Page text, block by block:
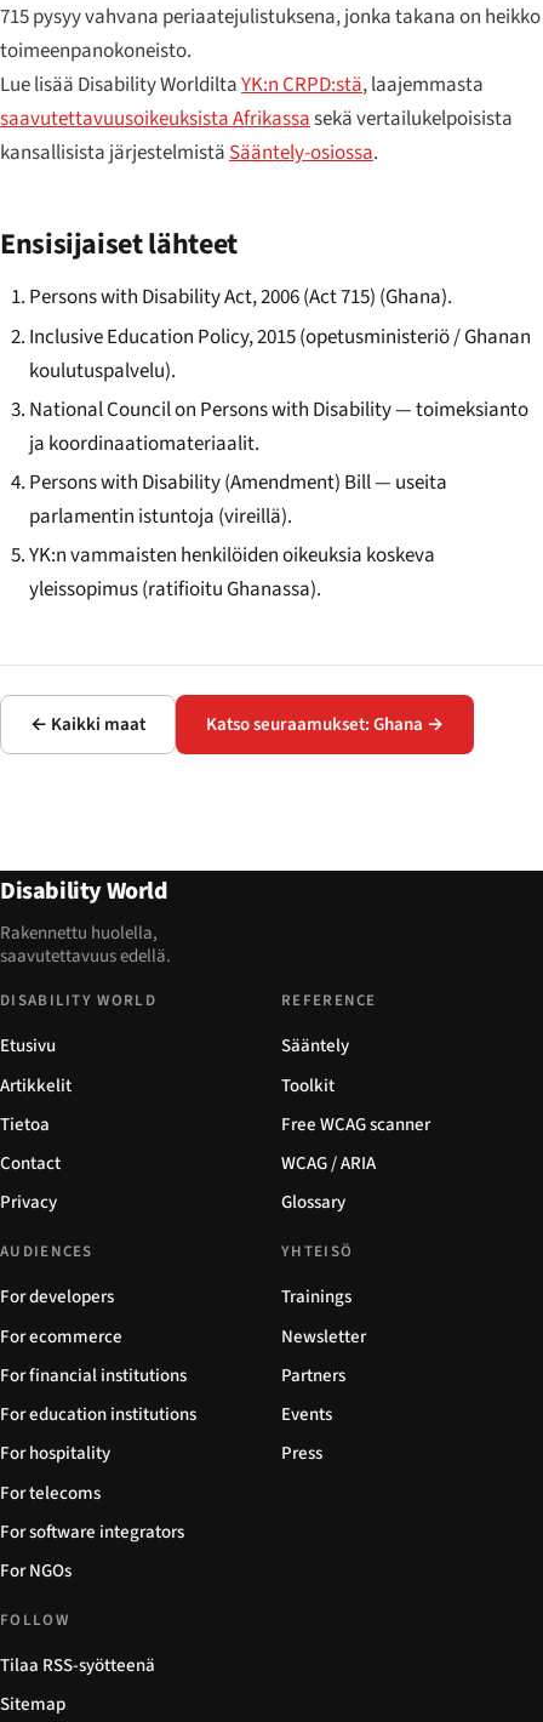
715 pysyy vahvana periaatejulistuksena, jonka takana on heikko
toimeenpanokoneisto.
Lue lisää Disability WorldiltaYK:n CRPD:stä, laajemmasta
saavutettavuusoikeuksista Afrikassasekä vertailukelpoisista
kansallisista järjestelmistäSääntely-osiossa.
Ensisijaiset lähteet
Persons with Disability Act, 2006 (Act 715) (Ghana).
Inclusive Education Policy, 2015 (opetusministeriö / Ghanan
koulutuspalvelu).
National Council on Persons with Disability — toimeksianto
ja koordinaatiomateriaalit.
Persons with Disability (Amendment) Bill — useita
parlamentin istuntoja (vireillä).
YK:n vammaisten henkilöiden oikeuksia koskeva
yleissopimus (ratifioitu Ghanassa).
← Kaikki maat Katso seuraamukset: Ghana →
Disability World
Rakennettu huolella,
saavutettavuus edellä.
DISABILITY WORLD
Etusivu
Artikkelit
Tietoa
Contact
Privacy
REFERENCE
Sääntely
Toolkit
Free WCAG scanner
WCAG / ARIA
Glossary
AUDIENCES
For developers
For ecommerce
For financial institutions
For education institutions
For hospitality
For telecoms
For software integrators
For NGOs
YHTEISÖ
Trainings
Newsletter
Partners
Events
Press
FOLLOW
Tilaa RSS-syötteenä
Sitemap